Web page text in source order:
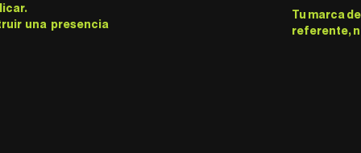
una presencia
Tu marca
referente,